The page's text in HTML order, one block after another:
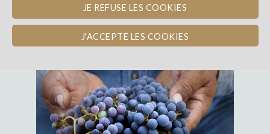
JE REFUSE LES COOKIES
J'ACCEPTE LES COOKIES
THE FIRST CROWDFUNDING PLATFORM
WITH EXPERTISE IN WINE